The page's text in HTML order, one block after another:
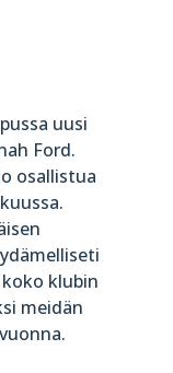
uusi
Ford.
osallistua
klubin
meidän